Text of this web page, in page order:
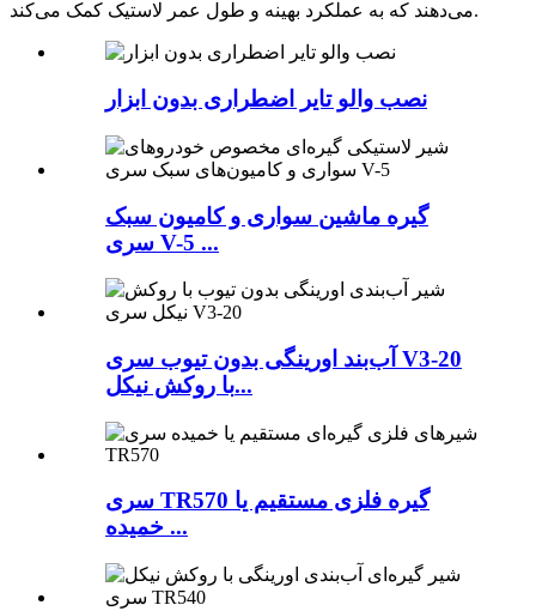
می‌دهند که به عملکرد بهینه و طول عمر لاستیک کمک می‌کند.
نصب والو تایر اضطراری بدون ابزار
گیره ماشین سواری و کامیون سبک
سری V-5 ...
آب‌بند اورینگی بدون تیوب سری V3-20
با روکش نیکل...
سری TR570 گیره فلزی مستقیم یا
خمیده ...